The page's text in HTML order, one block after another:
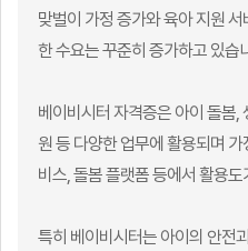
맞벌이 가정 증가와 육아 지원
한 수요는 꾸준히 증가하고 있습
베이비시터 자격증은 아이 돌봄,
원 등 다양한 업무에 활용되며
비스, 돌봄 플랫폼 등에서 활용
특히 베이비시터는 아이의 안전